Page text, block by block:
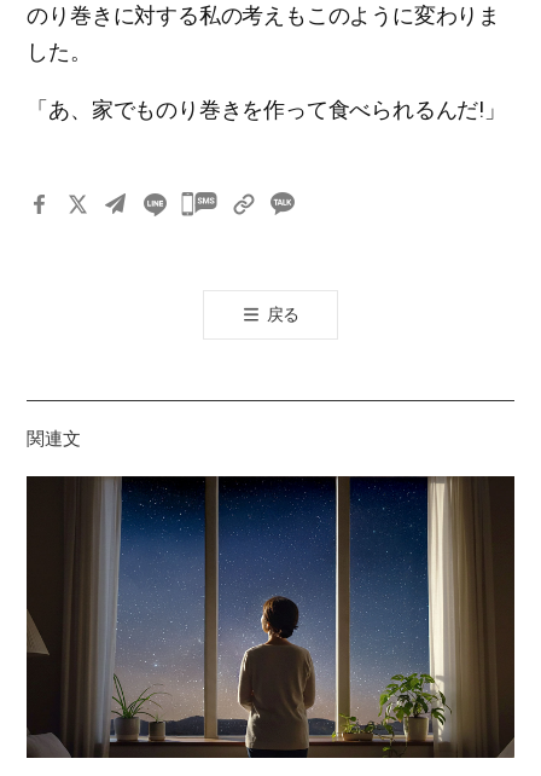
のり巻きに対する私の考えもこのように変わりま
した。
「あ、家でものり巻きを作って食べられるんだ!」
카
톡
공
기
戻る
関連文